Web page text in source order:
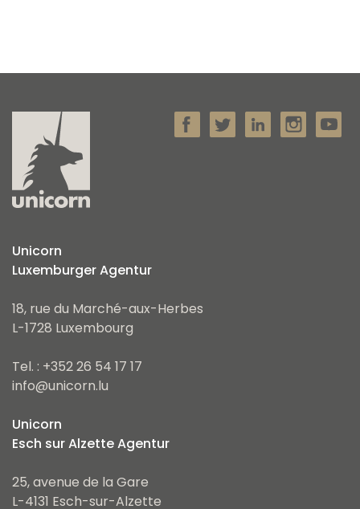
Unicorn
Luxemburger Agentur
18, rue du Marché-aux-Herbes
L-1728 Luxembourg
Tel. : +352 26 54 17 17
info@unicorn.lu
Unicorn
Esch sur Alzette Agentur
25, avenue de la Gare
L-4131 Esch-sur-Alzette